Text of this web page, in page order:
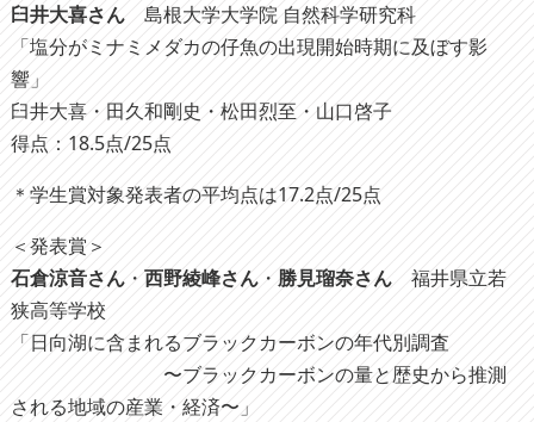
臼井大喜さん島根大学大学院 自然科学研究科
「塩分がミナミメダカの仔魚の出現開始時期に及ぼす影
響」
臼井大喜・田久和剛史・松田烈至・山口啓子
得点：18.5点/25点
＊学生賞対象発表者の平均点は17.2点/25点
＜発表賞＞
石倉涼音さん・ 西野綾峰さん・ 勝見瑠奈さん 福井県立若
狭高等学校
「日向湖に含まれるブラックカーボンの年代別調査
〜ブラックカーボンの量と歴史から推測
される地域の産業・経済〜」